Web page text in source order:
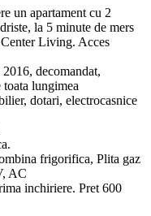
un apartament cu 2
la 5 minute de mers
Living. Acces
decomandat,
lungimea
dotari, electrocasnice
frigorifica, Plita gaz
AC
inchiriere. Pret 600